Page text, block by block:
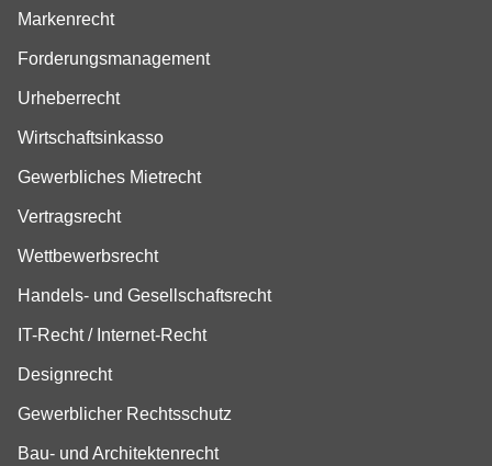
Markenrecht
Forderungsmanagement
Urheberrecht
Wirtschaftsinkasso
Gewerbliches Mietrecht
Vertragsrecht
Wettbewerbsrecht
Handels- und Gesellschaftsrecht
IT-Recht / Internet-Recht
Designrecht
Gewerblicher Rechtsschutz
Bau- und Architektenrecht